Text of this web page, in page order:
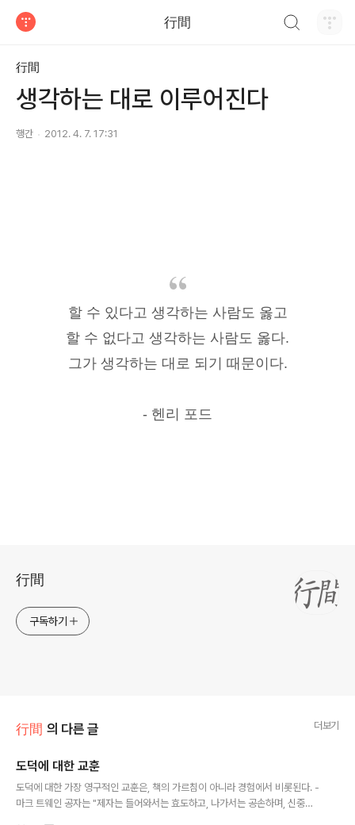
行間
行間
생각하는 대로 이루어진다
행간 2012. 4. 7. 17:31
할 수 있다고 생각하는 사람도 옳고
할 수 없다고 생각하는 사람도 옳다.
그가 생각하는 대로 되기 때문이다.
- 헨리 포드
行間
구독하기
行間 의 다른 글 더보기
도덕에 대한 교훈
도덕에 대한 가장 영구적인 교훈은, 책의 가르침이 아니라 경험에서 비롯된다. -
마크 트웨인 공자는 "제자는 들어와서는 효도하고, 나가서는 공손하며, 신중하